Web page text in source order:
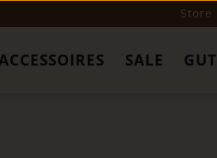
Store
SALE